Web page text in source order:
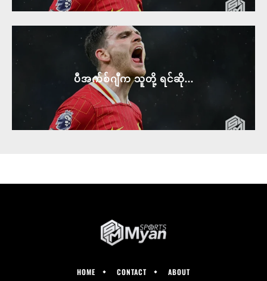
ပီအက်စ်ဂျီက သူတို့ ရင်ဆို...
HOME CONTACT ABOUT